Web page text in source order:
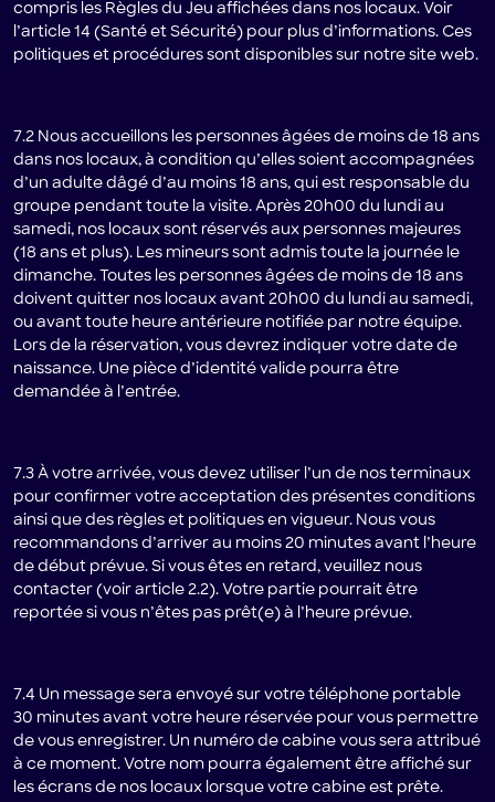
compris les Règles du Jeu affichées dans nos locaux. Voir
l’article 14 (Santé et Sécurité) pour plus d’informations. Ces
politiques et procédures sont disponibles sur notre site web.
7.2 Nous accueillons les personnes âgées de moins de 18 ans
dans nos locaux, à condition qu’elles soient accompagnées
d’un adulte dâgé d’au moins 18 ans, qui est responsable du
groupe pendant toute la visite. Après 20h00 du lundi au
samedi, nos locaux sont réservés aux personnes majeures
(18 ans et plus). Les mineurs sont admis toute la journée le
dimanche. Toutes les personnes âgées de moins de 18 ans
doivent quitter nos locaux avant 20h00 du lundi au samedi,
ou avant toute heure antérieure notifiée par notre équipe.
Lors de la réservation, vous devrez indiquer votre date de
naissance. Une pièce d’identité valide pourra être
demandée à l’entrée.
7.3 À votre arrivée, vous devez utiliser l’un de nos terminaux
pour confirmer votre acceptation des présentes conditions
ainsi que des règles et politiques en vigueur. Nous vous
recommandons d’arriver au moins 20 minutes avant l’heure
de début prévue. Si vous êtes en retard, veuillez nous
contacter (voir article 2.2). Votre partie pourrait être
reportée si vous n’êtes pas prêt(e) à l’heure prévue.
7.4 Un message sera envoyé sur votre téléphone portable
30 minutes avant votre heure réservée pour vous permettre
de vous enregistrer. Un numéro de cabine vous sera attribué
à ce moment. Votre nom pourra également être affiché sur
les écrans de nos locaux lorsque votre cabine est prête.